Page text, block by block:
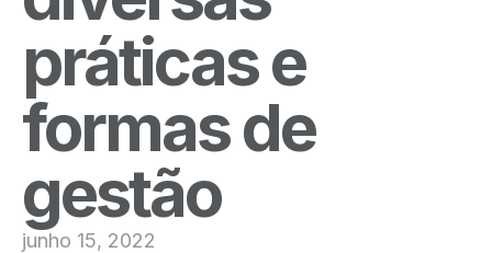
práticas e
formas de
gestão
junho 15, 2022